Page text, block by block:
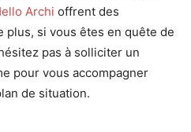
Archi offrent des
plus, si vous êtes en quête de
pas à solliciter un
pour vous accompagner
de situation.